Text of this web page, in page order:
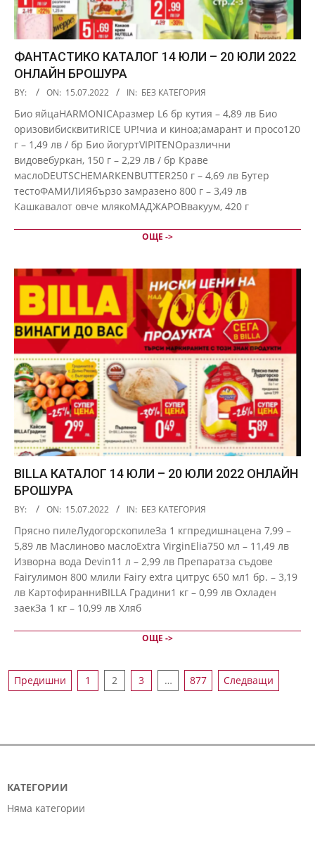
ФАНТАСТИКО КАТАЛОГ 14 ЮЛИ – 20 ЮЛИ 2022
ОНЛАЙН БРОШУРА
2022-
15
BY: ON: 15.07.2022 IN: БЕЗ КАТЕГОРИЯ
Био яйцаHARMONICAразмер L6 бр кутия – 4,89 лв Био
оризовибисквитиRICE UP!чиа и киноа;амарант и просо120
г – 1,49 лв / бр Био йогуртVIPITENOразлични
видовебуркан, 150 г – 2,29 лв / бр Краве
маслоDEUTSCHEMARKENBUTTER250 г – 4,69 лв Бутер
тестоФАМИЛИЯбързо замразено 800 г – 3,49 лв
Кашкавалот овче млякоМАДЖАРОВвакуум, 420 г
ОЩЕ ->
BILLA КАТАЛОГ 14 ЮЛИ – 20 ЮЛИ 2022 ОНЛАЙН
БРОШУРА
2022-
15
BY: ON: 15.07.2022 IN: БЕЗ КАТЕГОРИЯ
Прясно пилеЛудогорскопилеЗа 1 кгпредишнацена 7,99 –
5,89 лв Маслиново маслоExtra VirginElia750 мл – 11,49 лв
Изворна вода Devin11 л – 2,99 лв Препаратза съдове
Fairyлимон 800 млили Fairy extra цитрус 650 мл1 бр. – 3,19
лв КартофиранниBILLA Градини1 кг – 0,99 лв Охладен
заекЗа 1 кг – 10,99 лв Хляб
ОЩЕ ->
НАВИГАЦИЯ
Предишни 1 2 3 … 877 Следващи
КАТЕГОРИИ
Няма категории